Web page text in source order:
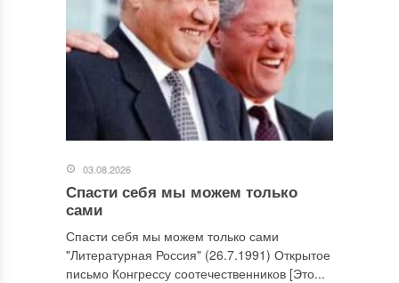
03.08.2026
Спасти себя мы можем только
сами
Спасти себя мы можем только сами
"Литературная Россия" (26.7.1991) Открытое
письмо Конгрессу соотечественников [Это...